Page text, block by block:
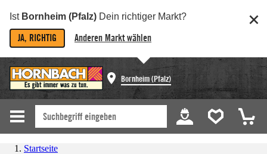
Ist Bornheim (Pfalz) Dein richtiger Markt?
JA, RICHTIG Anderen Markt wählen
Bornheim (Pfalz)
Startseite